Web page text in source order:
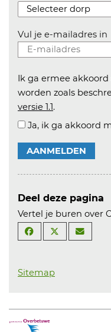
Vul je e-mailadres in
Ik ga ermee
worden zoals
versie 1.1.
Ja, ik ga akkoord
AANMELDEN
Deel deze pagina
Vertel je buren over
Sitemap